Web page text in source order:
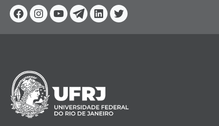
Facebook
Instagram
YoutubeTelegram
Linkedin
Twitter